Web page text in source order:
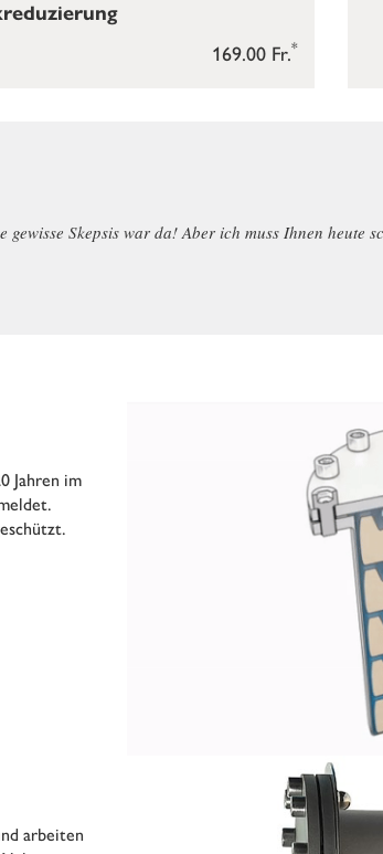
169.00 Fr.*
Skepsis war da! Aber ich muss Ihnen heute
Jahren im
arbeiten